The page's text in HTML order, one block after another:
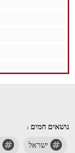
נושאים חמים :
ישראל